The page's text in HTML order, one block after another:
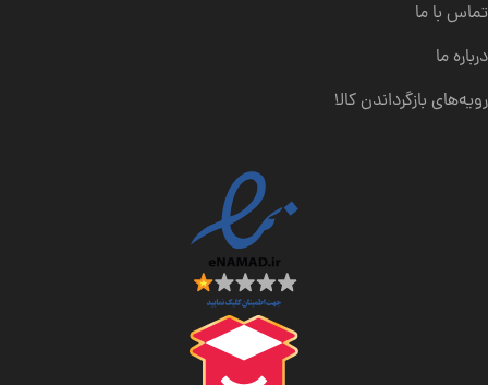
تماس با ما
درباره ما
رویه‌های بازگرداندن کالا